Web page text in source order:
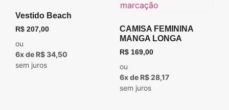
Vestido Beach
R$ 207,00
ou
6x de R$ 34,50
sem juros
CAMISA FEMININA
MANGA LONGA
R$ 169,00
ou
6x de R$ 28,17
sem juros